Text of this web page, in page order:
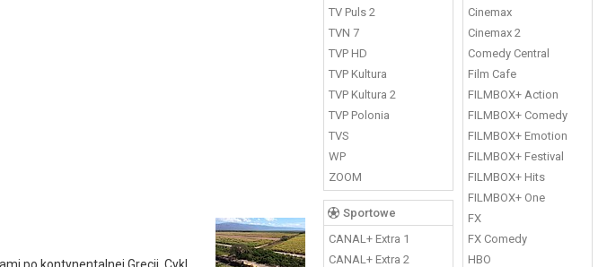
TV Puls 2
TVN 7
TVP HD
TVP Kultura
TVP Kultura 2
TVP Polonia
TVS
WP
ZOOM
Sportowe
CANAL+ Extra 1
CANAL+ Extra 2
Cinemax
Cinemax 2
Comedy Central
Film Cafe
FILMBOX+ Action
FILMBOX+ Comedy
FILMBOX+ Emotion
FILMBOX+ Festival
FILMBOX+ Hits
FILMBOX+ One
FX
FX Comedy
HBO